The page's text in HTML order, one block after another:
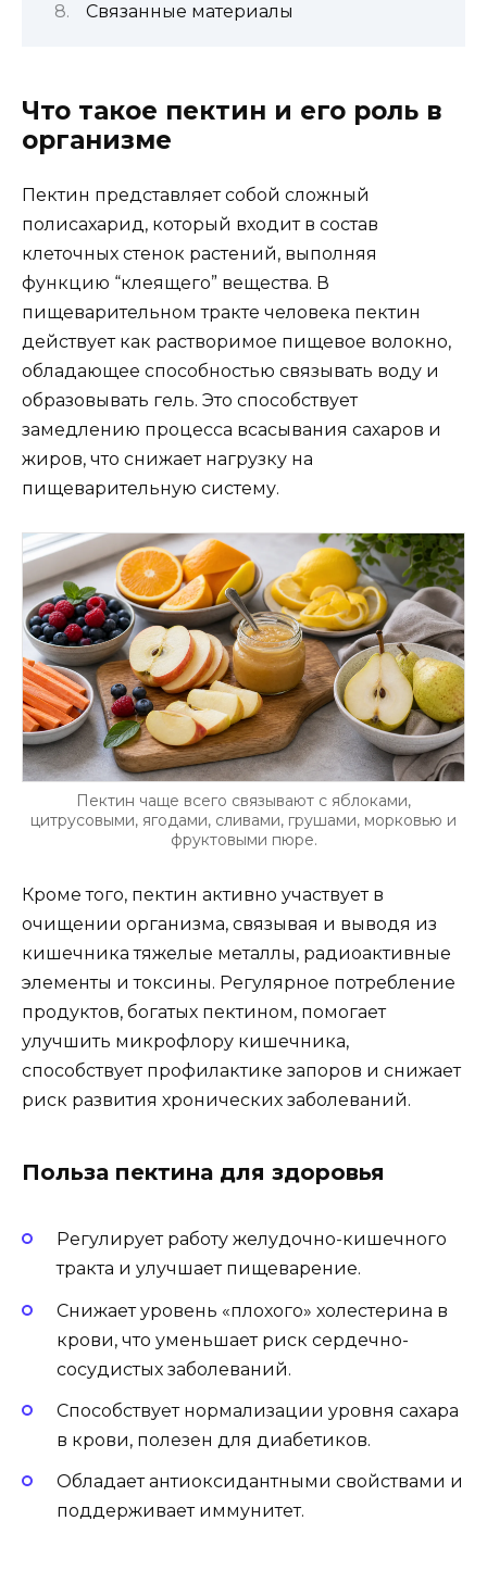
Связанные материалы
Что такое пектин и его роль в
организме
Пектин представляет собой сложный
полисахарид, который входит в состав
клеточных стенок растений, выполняя
функцию “клеящего” вещества. В
пищеварительном тракте человека пектин
действует как растворимое пищевое волокно,
обладающее способностью связывать воду и
образовывать гель. Это способствует
замедлению процесса всасывания сахаров и
жиров, что снижает нагрузку на
пищеварительную систему.
Пектин чаще всего связывают с яблоками,
цитрусовыми, ягодами, сливами, грушами, морковью и
фруктовыми пюре.
Кроме того, пектин активно участвует в
очищении организма, связывая и выводя из
кишечника тяжелые металлы, радиоактивные
элементы и токсины. Регулярное потребление
продуктов, богатых пектином, помогает
улучшить микрофлору кишечника,
способствует профилактике запоров и снижает
риск развития хронических заболеваний.
Польза пектина для здоровья
Регулирует работу желудочно-кишечного
тракта и улучшает пищеварение.
Снижает уровень «плохого» холестерина в
крови, что уменьшает риск сердечно-
сосудистых заболеваний.
Способствует нормализации уровня сахара
в крови, полезен для диабетиков.
Обладает антиоксидантными свойствами и
поддерживает иммунитет.